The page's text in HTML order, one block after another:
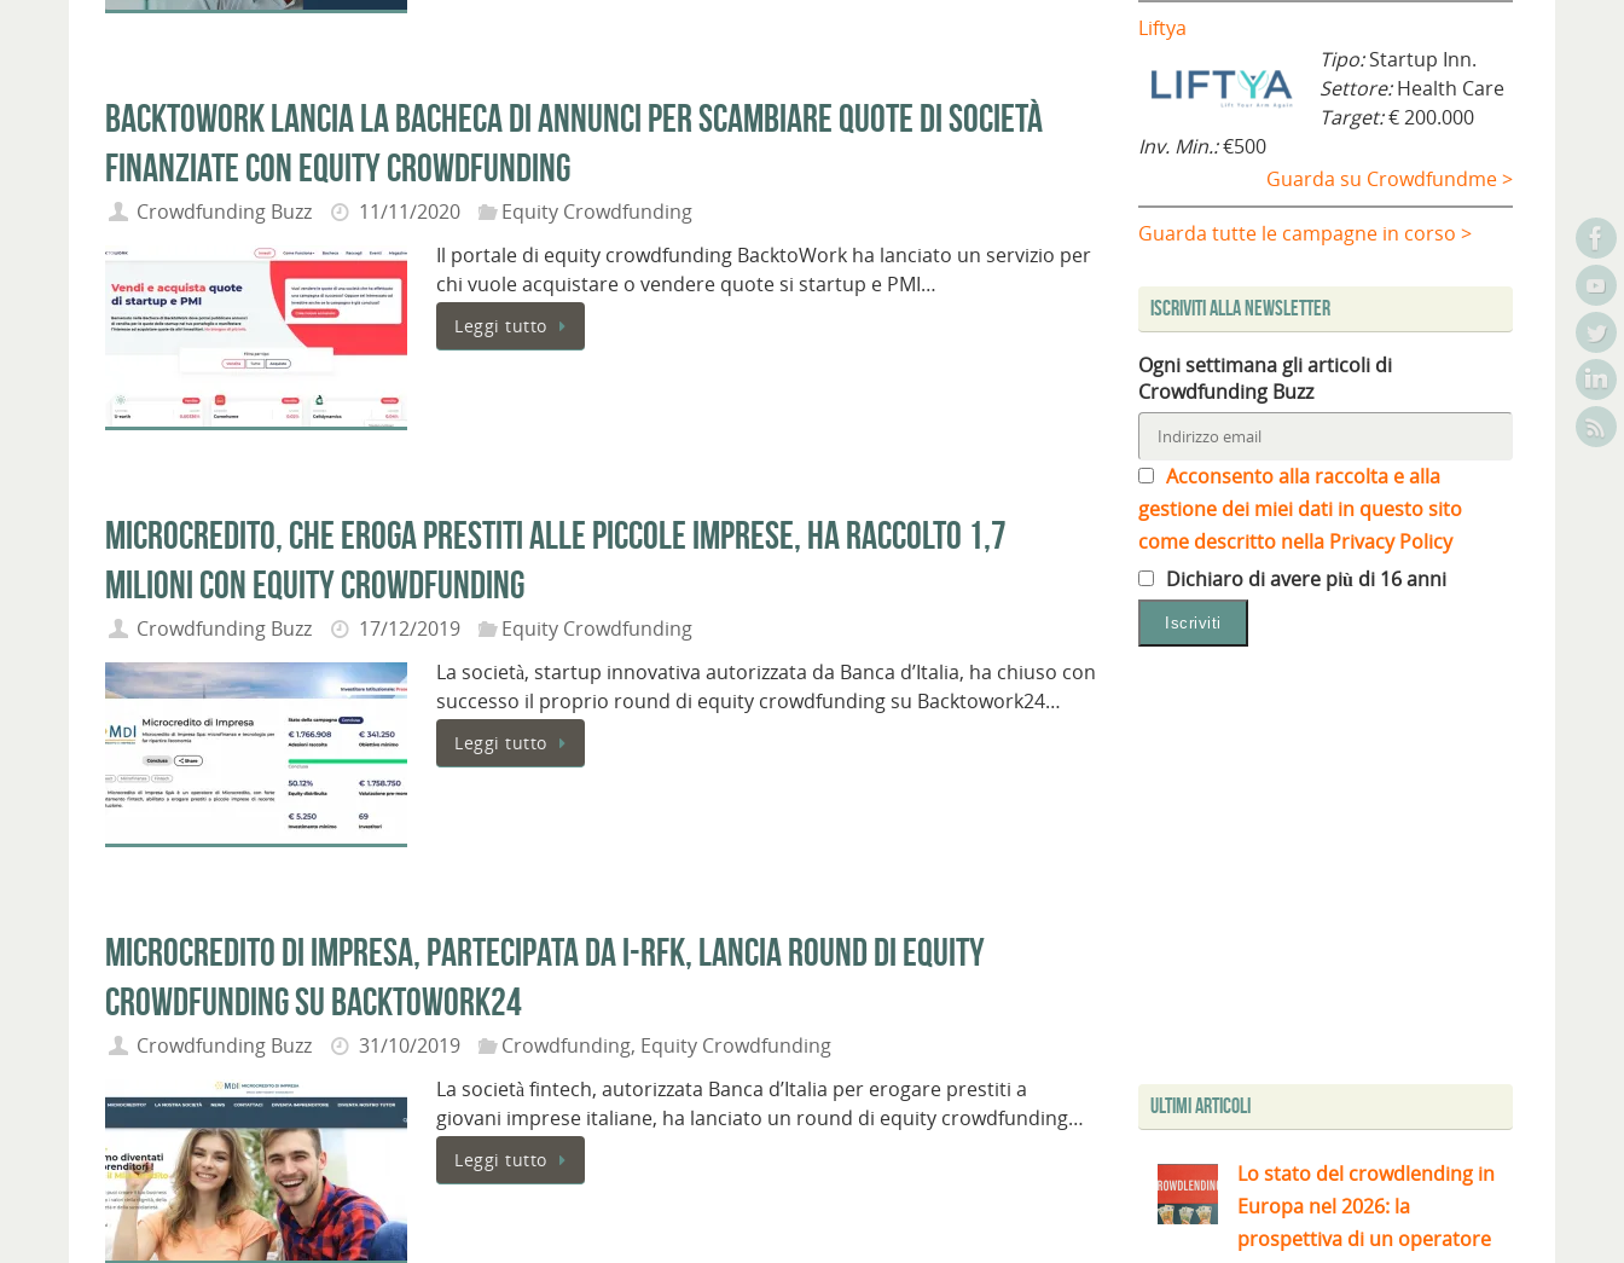
Backtowork lancia la bacheca di annunci per scambiare quote di società
finanziate con equity crowdfunding
Crowdfunding Buzz 11/11/2020
Equity Crowdfunding
Il portale di equity crowdfunding BacktoWork ha lanciato un servizio per
chi vuole acquistare o vendere quote si startup e PMI…
Leggi tutto
Microcredito, che eroga prestiti alle piccole imprese, ha raccolto 1,7
milioni con equity crowdfunding
Crowdfunding Buzz 17/12/2019
Equity Crowdfunding
La società, startup innovativa autorizzata da Banca d’Italia, ha chiuso con
successo il proprio round di equity crowdfunding su Backtowork24…
Leggi tutto
Microcredito di Impresa, partecipata da i-RFK, lancia round di equity
crowdfunding su BacktoWork24
Crowdfunding Buzz 31/10/2019 Crowdfunding, Equity Crowdfunding
La società fintech, autorizzata Banca d’Italia per erogare prestiti a
giovani imprese italiane, ha lanciato un round di equity crowdfunding…
Leggi tutto
Liftya
Tipo:Startup Inn.
Settore:Health Care
Target:€ 200.000
Inv. Min.:€500
Guarda su Crowdfundme >
Guarda tutte le campagne in corso >
Iscriviti alla Newsletter
Ogni settimana gli articoli di
Crowdfunding Buzz
Acconsento alla raccolta e alla
gestione dei miei dati in questo sito
come descritto nella Privacy Policy
Dichiaro di avere più di 16 anni
Ultimi articoli
Lo stato del crowdlending in
Europa nel 2026: la
prospettiva di un operatore